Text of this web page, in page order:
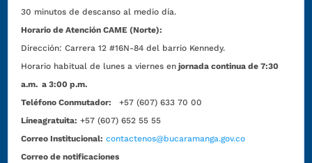
30 minutos de descanso al medio día.
Horario de Atención CAME (Norte):
Dirección:Carrera 12 #16N-84 del barrio Kennedy.
Horario habitual de lunes a viernes en jornada continua de 7:30
a.m. a 3:00 p.m.
Teléfono Conmutador:
+57 (607) 633 70 00
Líneagratuita: +57 (607) 652 55 55
Correo Institucional: contactenos@bucaramanga.gov.co
Correo de notificaciones